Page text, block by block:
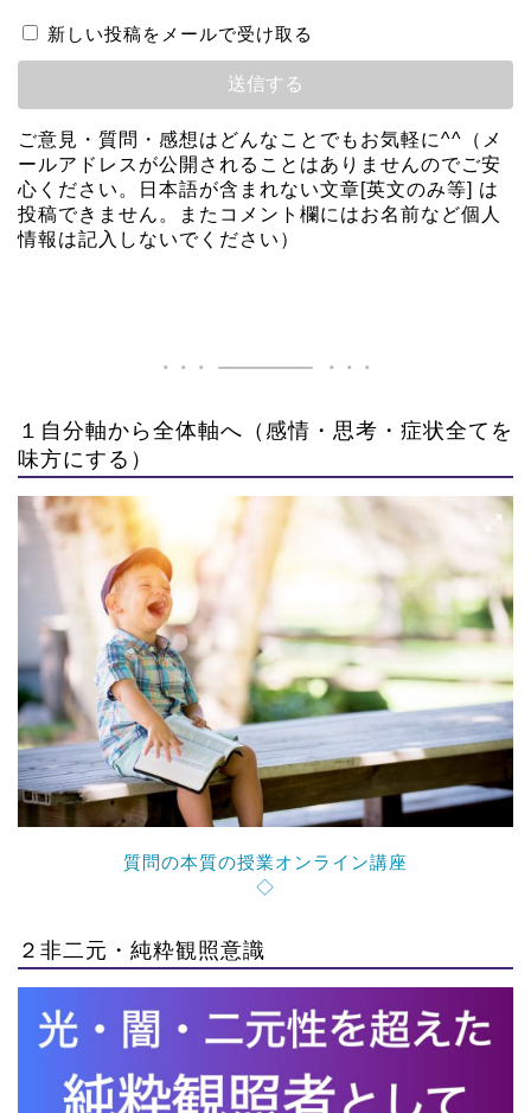
新しい投稿をメールで受け取る
ご意見・質問・感想はどんなことでもお気軽に^^（メ
ールアドレスが公開されることはありませんのでご安
心ください。日本語が含まれない文章[英文のみ等] は
投稿できません。またコメント欄にはお名前など個人
情報は記入しないでください）
１自分軸から全体軸へ（感情・思考・症状全てを
味方にする）
質問の本質の授業オンライン講座
◇
２非二元・純粋観照意識